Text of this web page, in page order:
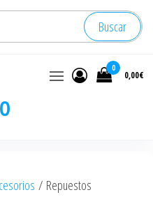
Buscar
0
0,00€
/ Repuestos